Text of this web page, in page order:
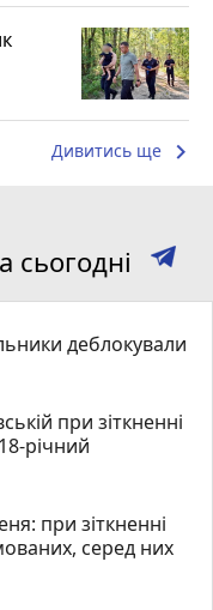
Дивитись ще keyboard_arrow_right
деблокували
при зіткненні
річний
при зіткненні
серед них